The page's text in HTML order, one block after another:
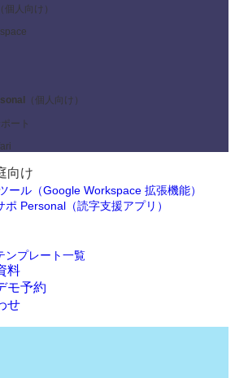
（個人向け）
（個人向け）
ート
向け
ール（Google Workspace 拡張機能）
ポ Personal（読字支援アプリ）
ンプレート一覧
料
モ予約
せ